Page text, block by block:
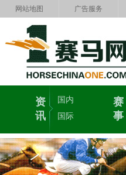
网站地图 广告服务
资
讯
国内
国际
赛
事